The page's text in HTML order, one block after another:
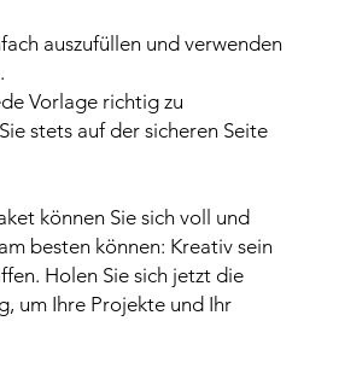
auszufüllen und verwenden
Vorlage richtig zu
stets auf der sicheren Seite
können Sie sich voll und
besten können: Kreativ sein
Holen Sie sich jetzt die
um Ihre Projekte und Ihr